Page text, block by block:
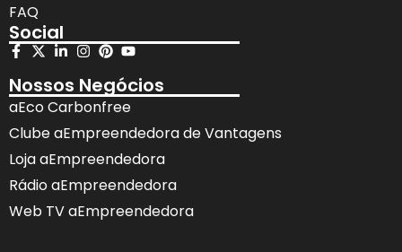
FAQ
Social
Nossos Negócios
aEco Carbonfree
Clube aEmpreendedora de Vantagens
Loja aEmpreendedora
Rádio aEmpreendedora
Web TV aEmpreendedora